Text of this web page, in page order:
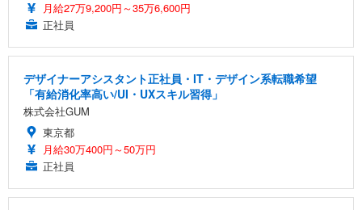
月給27万9,200円～35万6,600円
正社員
デザイナーアシスタント正社員・IT・デザイン系転職希望
「有給消化率高い/UI・UXスキル習得」
株式会社GUM
東京都
月給30万400円～50万円
正社員